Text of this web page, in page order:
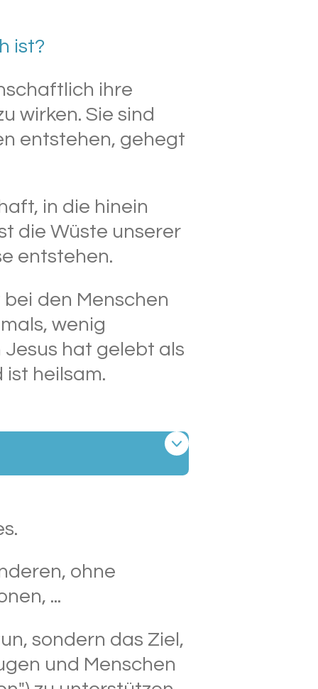
ist?
ihre
wirken. Sie sind
entstehen, gehegt
in die hinein
die Wüste unserer
entstehen.
den Menschen
wenig
hat gelebt als
ist heilsam.
ohne
...
sondern das Ziel,
und Menschen